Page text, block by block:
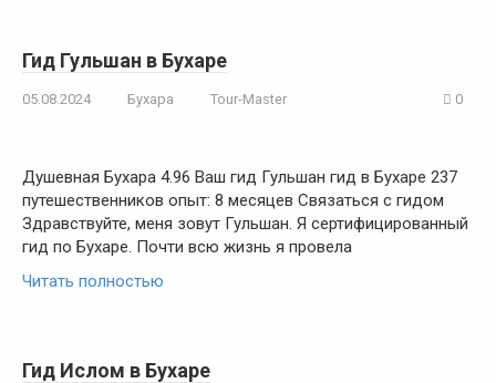
Гид Гульшан в Бухаре
05.08.2024 Бухара Tour-Master 0
Душевная Бухара 4.96 Ваш гид Гульшан гид в Бухаре 237
путешественников опыт: 8 месяцев Связаться с гидом
Здравствуйте, меня зовут Гульшан. Я сертифицированный
гид по Бухаре. Почти всю жизнь я провела
Читать полностью
Гид Ислом в Бухаре